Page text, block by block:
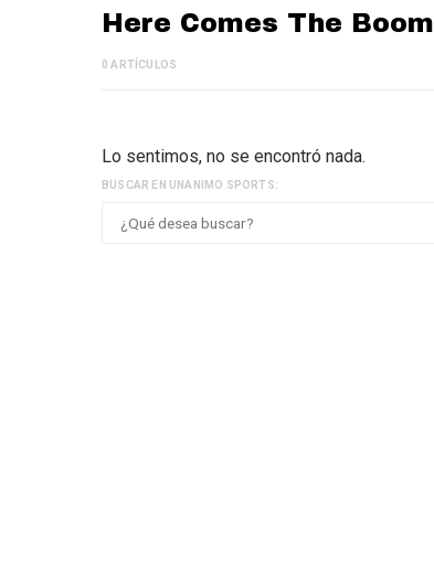
Here Comes The Boom
0 ARTÍCULOS
Lo sentimos, no se encontró nada.
BUSCAR EN UNANIMO SPORTS: